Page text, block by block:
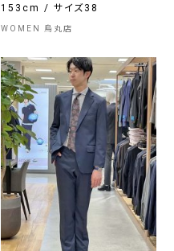
153cm / サイズ38
WOMEN 烏丸店